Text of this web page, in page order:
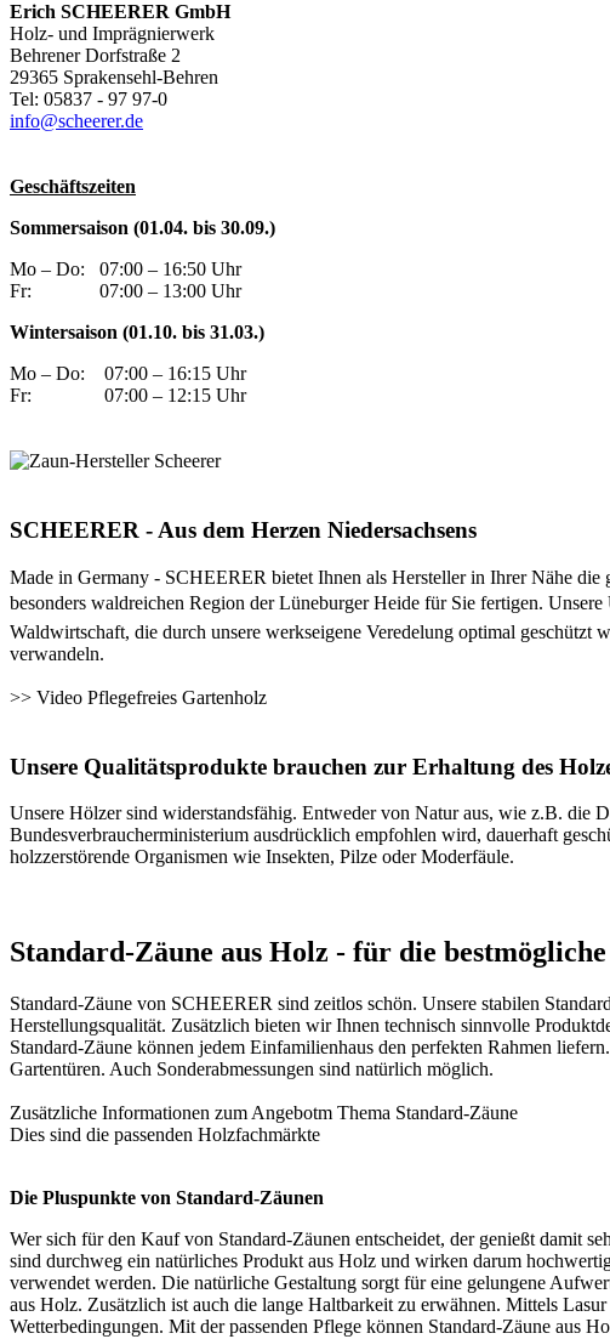
Erich SCHEERER GmbH
Holz- und Imprägnierwerk
Behrener Dorfstraße 2
29365 Sprakensehl-Behren
Tel: 05837 - 97 97-0
info@scheerer.de
Geschäftszeiten
Sommersaison (01.04. bis 30.09.)
Mo – Do:
07:00 – 16:50 Uhr
Fr:
07:00 – 13:00 Uhr
Wintersaison (01.10. bis 31.03.)
Mo – Do:
07:00 – 16:15 Uhr
Fr:
07:00 – 12:15 Uhr
SCHEERER - Aus dem Herzen Niedersachsens
Made in Germany - SCHEERER bietet Ihnen als Hersteller in Ihrer Nähe
besonders waldreichen Region der Lüneburger Heide für Sie fertigen.
Waldwirtschaft, die durch unsere werkseigene Veredelung optimal geschützt
verwandeln.
>> Video Pflegefreies Gartenholz
Unsere Qualitätsprodukte brauchen zur Erhaltung des
Unsere Hölzer sind widerstandsfähig. Entweder von Natur aus, wie z.B. die
Bundesverbraucherministerium ausdrücklich empfohlen wird, dauerhaft
holzzerstörende Organismen wie Insekten, Pilze oder Moderfäule.
Standard-Zäune aus Holz - für die
Standard-Zäune von SCHEERER sind zeitlos schön. Unsere stabilen
Herstellungsqualität. Zusätzlich bieten wir Ihnen technisch sinnvolle
Standard-Zäune können jedem Einfamilienhaus den perfekten Rahmen
Gartentüren. Auch Sonderabmessungen sind natürlich möglich.
Zusätzliche Informationen zum Angebotm Thema Standard-Zäune
Dies sind die passenden Holzfachmärkte
Die Pluspunkte von Standard-Zäunen
Wer sich für den Kauf von Standard-Zäunen entscheidet, der genießt damit
sind durchweg ein natürliches Produkt aus Holz und wirken darum
verwendet werden. Die natürliche Gestaltung sorgt für eine gelungene
aus Holz. Zusätzlich ist auch die lange Haltbarkeit zu erwähnen. Mittels
Wetterbedingungen. Mit der passenden Pflege können Standard-Zäune aus